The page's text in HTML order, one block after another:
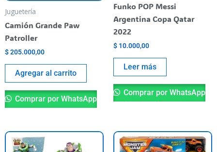
Juguetería
Camión Grande Paw
Patroller
$205.000,00
Agregar al carrito
Comprar por WhatsApp
Funko POP Messi
Argentina Copa Qatar
2022
$ 10.000,00
Leer más
Comprar por WhatsApp